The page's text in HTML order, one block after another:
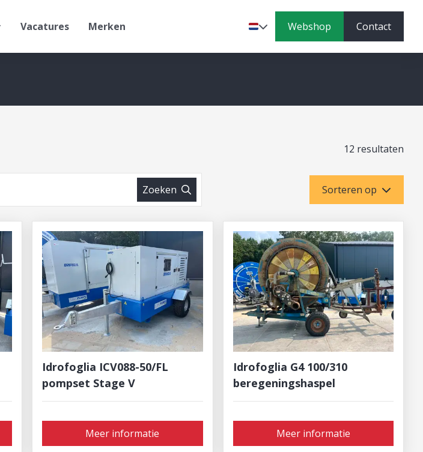
Vacatures Merken Taal Webshop Contact
12 resultaten
Zoeken Sorteren op
Idrofoglia ICV088-50/FL
pompset Stage V
Meer informatie
Idrofoglia G4 100/310
beregeningshaspel
Meer informatie